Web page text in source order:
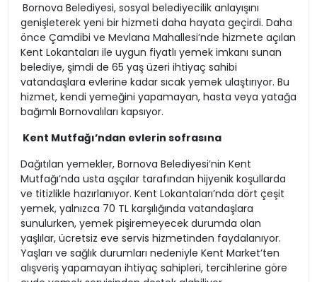
Bornova Belediyesi, sosyal belediyecilik anlayışını
genişleterek yeni bir hizmeti daha hayata geçirdi. Daha
önce Çamdibi ve Mevlana Mahallesi’nde hizmete açılan
Kent Lokantaları ile uygun fiyatlı yemek imkanı sunan
belediye, şimdi de 65 yaş üzeri ihtiyaç sahibi
vatandaşlara evlerine kadar sıcak yemek ulaştırıyor. Bu
hizmet, kendi yemeğini yapamayan, hasta veya yatağa
bağımlı Bornovalıları kapsıyor.
Kent Mutfağı’ndan evlerin sofrasına
Dağıtılan yemekler, Bornova Belediyesi’nin Kent
Mutfağı’nda usta aşçılar tarafından hijyenik koşullarda
ve titizlikle hazırlanıyor. Kent Lokantaları’nda dört çeşit
yemek, yalnızca 70 TL karşılığında vatandaşlara
sunulurken, yemek pişiremeyecek durumda olan
yaşlılar, ücretsiz eve servis hizmetinden faydalanıyor.
Yaşları ve sağlık durumları nedeniyle Kent Market’ten
alışveriş yapamayan ihtiyaç sahipleri, tercihlerine göre